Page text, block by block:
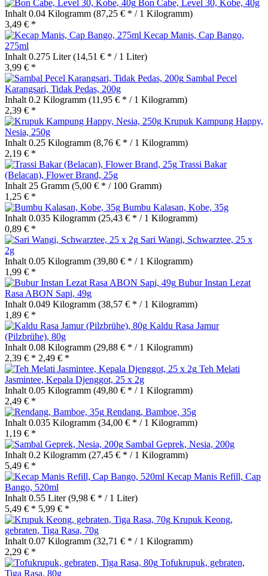
Bon Cabe, Level 30, Kobe, 40g
Inhalt 0.04 Kilogramm (87,25 € * / 1 Kilogramm)
3,49 € *
Kecap Manis, Cap Bango,
275ml
Inhalt 0.275 Liter(14,51 € * / 1 Liter)
3,99 € *
Sambal Pecel
Karangsari, Tidak Pedas, 200g
Inhalt 0.2 Kilogramm (11,95 € * / 1 Kilogramm)
2,39 € *
Krupuk Kampung Happy,
Nesia, 250g
Inhalt 0.25 Kilogramm (8,76 € * / 1 Kilogramm)
2,19 € *
Trassi Bakar
(Belacan), Flower Brand, 25g
Inhalt 25 Gramm (5,00 € * / 100 Gramm)
1,25 € *
Bumbu Kalasan, Kobe, 35g
Inhalt 0.035 Kilogramm (25,43 € * / 1 Kilogramm)
0,89 € *
Sari Wangi, Schwarztee, 25 x
2g
Inhalt 0.05 Kilogramm (39,80 € * / 1 Kilogramm)
1,99 € *
Bubur Instan Lezat
Rasa ABON Sapi, 49g
Inhalt 0.049 Kilogramm (38,57 € * / 1 Kilogramm)
1,89 € *
Kaldu Rasa Jamur
(Pilzbrühe), 80g
Inhalt 0.08 Kilogramm (29,88 € * / 1 Kilogramm)
2,39 € * 2,49 € *
Teh Melati
Jasmintee, Kepala Djenggot, 25 x 2g
Inhalt 0.05 Kilogramm (49,80 € * / 1 Kilogramm)
2,49 € *
Rendang, Bamboe, 35g
Inhalt 0.035 Kilogramm (34,00 € * / 1 Kilogramm)
1,19 € *
Sambal Geprek, Nesia, 200g
Inhalt 0.2 Kilogramm (27,45 € * / 1 Kilogramm)
5,49 € *
Kecap Manis Refill, Cap
Bango, 520ml
Inhalt 0.55 Liter(9,98 € * / 1 Liter)
5,49 € * 5,99 € *
Krupuk Keong,
gebraten, Tiga Rasa, 70g
Inhalt 0.07 Kilogramm (32,71 € * / 1 Kilogramm)
2,29 € *
Tofukrupuk, gebraten,
Tiga Rasa, 80g